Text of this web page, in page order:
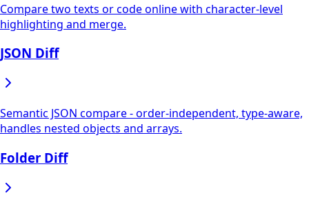
Compare two texts or code online with character-level
highlighting and merge.
JSON Diff
Semantic JSON compare - order-independent, type-aware,
handles nested objects and arrays.
Folder Diff